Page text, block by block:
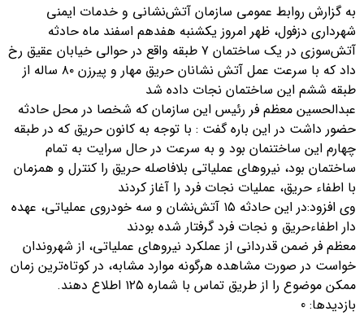
به گزارش روابط عمومی سازمان آتش‌نشانی و خدمات ایمنی
شهرداری دزفول، ظهر امروز یکشنبه هفدهم اسفند ماه حادثه
آتش‌سوزی در یک ساختمان ۷ طبقه واقع در حوالی خیابان عقیق رخ
داد که با سرعت عمل آتش نشانان حریق مهار و پیرزن ۸۰ ساله از
طبقه ششم این ساختمان نجات داده شد
عبدالحسین معظم فر رئیس این سازمان که شخصا در محل حادثه
حضور داشت در این باره گفت : با توجه به کانون حریق که در طبقه
چهارم این ساختنمان بود و به سرعت در حال سرایت به تمام
ساختمان بود، نیروهای عملیاتی بلافاصله حریق را کنترل و همزمان
با اطفاء حریق، عملیات نجات فرد را آغاز کردند
وی افزود:در این حادثه ۱۵ آتش‌نشان و سه خودروی عملیاتی، عهده
دار اطفاءحریق و نجات فرد گرفتار شده بودند
معظم فر ضمن قدردانی از عملکرد نیروهای عملیاتی، از شهروندان
خواست در صورت مشاهده هرگونه موارد مشابه، در کوتاه‌ترین زمان
ممکن موضوع را از طریق تماس با شماره ۱۲۵ اطلاع دهند.
بازدیدها: 0